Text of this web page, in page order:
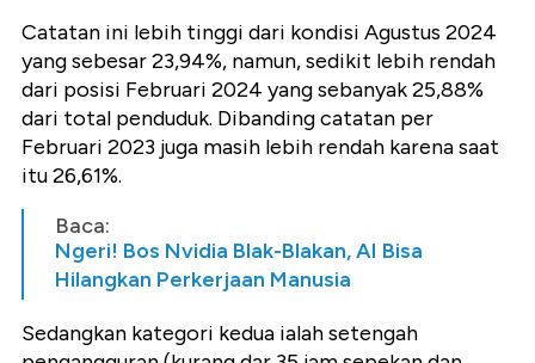
Catatan ini lebih tinggi dari kondisi Agustus 2024
yang sebesar 23,94%, namun, sedikit lebih rendah
dari posisi Februari 2024 yang sebanyak 25,88%
dari total penduduk. Dibanding catatan per
Februari 2023 juga masih lebih rendah karena saat
itu 26,61%.
Baca:
Ngeri! Bos Nvidia Blak-Blakan, AI Bisa
Hilangkan Perkerjaan Manusia
Sedangkan kategori kedua ialah setengah